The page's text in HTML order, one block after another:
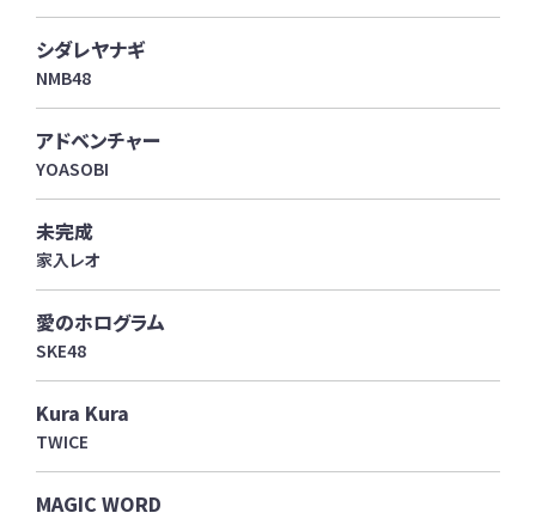
シダレヤナギ
NMB48
アドベンチャー
YOASOBI
未完成
家入レオ
愛のホログラム
SKE48
Kura Kura
TWICE
MAGIC WORD